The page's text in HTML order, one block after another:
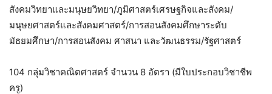
สังคมวิทยาและมนุษยวิทยา/ภูมิศาสตร์เศรษฐกิจและสังคม/
มนุษยศาสตร์และสังคมศาสตร์/การสอนสังคมศึกษาระดับ
มัธยมศึกษา/การสอนสังคม ศาสนา และวัฒนธรรม/รัฐศาสตร์
104 กลุ่มวิชาคณิตศาสตร์ จำนวน 8 อัตรา (มีใบประกอบวิชาชีพ
ครู)